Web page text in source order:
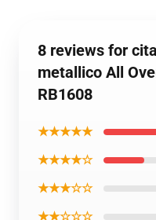
8 reviews for
metallico All
RB1608
★★★★★
★★★★☆
★★★☆☆
★★☆☆☆